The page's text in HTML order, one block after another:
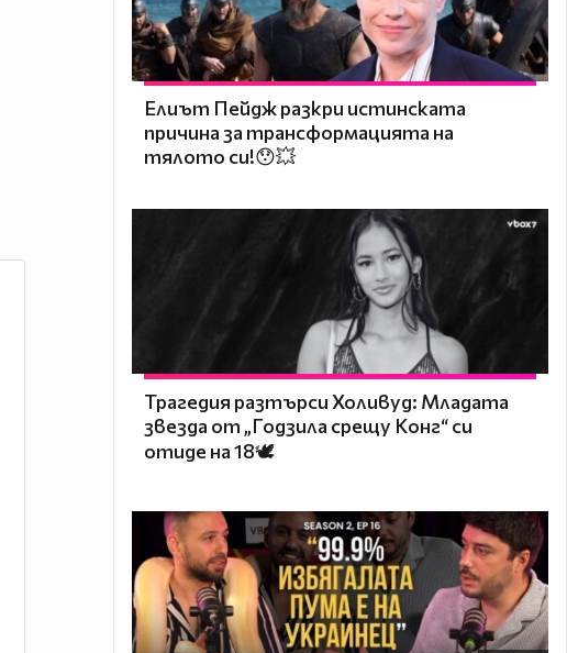
Елиът Пейдж разкри истинската
причина за трансформацията на
тялото си!😯💥
Трагедия разтърси Холивуд: Младата
звезда от „Годзила срещу Конг“ си
отиде на 18🕊️